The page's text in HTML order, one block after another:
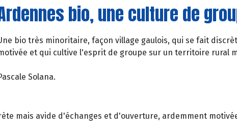
bio, une culture de
bio très minoritaire, façon village gaulois, qui se fait
et qui cultive l'esprit de groupe sur un territoire rural
Solana.
mais avide d'échanges et d'ouverture, ardemment